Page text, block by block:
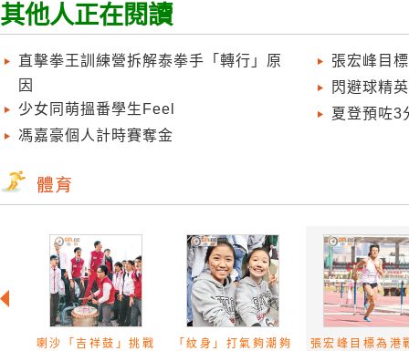
其他人正在閱讀
直擊拳王訓練營拆解泰拳手「轉行」原
因
少女同萌搵番學生Feel
馮嘉豪個人計時賽奪金
張宏峰目
閃避球精
夏登預咗3
喇沙「吉祥鼓」挑戰
「紋身」打氣夠潮夠
張宏峰目標為港